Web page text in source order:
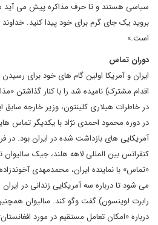
سیاسی هستند و تا حرف مذاکره پیش می آید
بروید یک جای گرم برای خود پیدا کنید. خداوند
است.»
دوران تماس
ایران و آمریکا اولین گام های خود برای رسیدن
اقدام مشترک) نامیده شد را با کنار گذاشتن
در خاطرات هیلاری کلینتون، وزیر خارجه سابق
در دوره محمود احمدی نژاد با یکدیگر تماس
کنفرانس بین المللی لاهه هلند، جیک سالیوان
«تماس» با نماینده ایران، محمدمهدی
می شود تا درباره سه آمریکایی زندانی در
رابرت لوینسون) گفت وگو کند. سالیوان
درباره «امکان تعامل مستقیم در مورد